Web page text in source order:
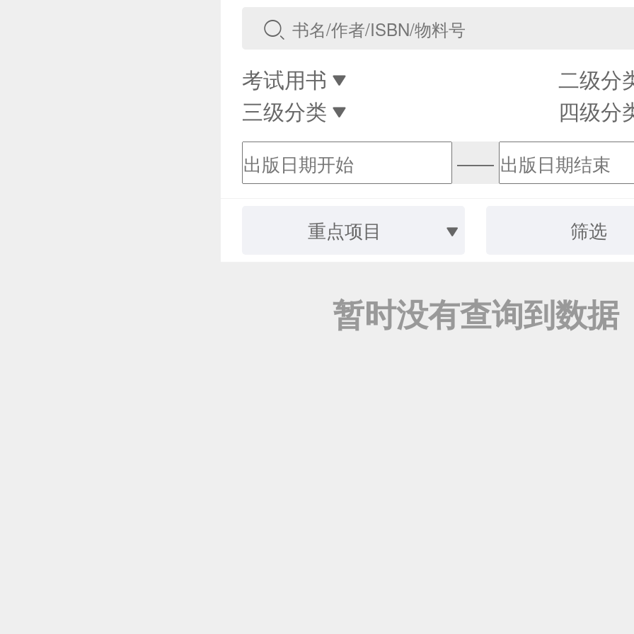
考试用书
二级分
三级分类
四级分
——
重点项目 筛选
暂时没有查询到数据